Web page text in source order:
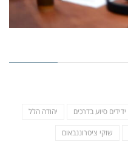
ידידים סיוע בדרכים יהודה הלל
שוקי ציטרוננבאום